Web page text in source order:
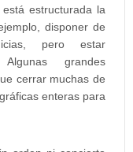
estructurada la
disponer de
pero estar
Algunas grandes
cerrar muchas de
enteras para